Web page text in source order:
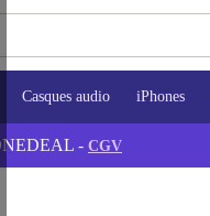
Casques audio iPhones
- CGV